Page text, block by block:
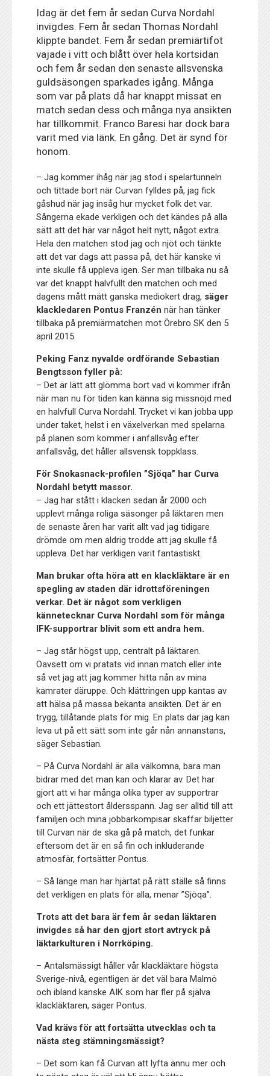
Idag är det fem år sedan Curva Nordahl
invigdes. Fem år sedan Thomas Nordahl
klippte bandet. Fem år sedan premiärtifot
vajade i vitt och blått över hela kortsidan
och fem år sedan den senaste allsvenska
guldsäsongen sparkades igång. Många
som var på plats då har knappt missat en
match sedan dess och många nya ansikten
har tillkommit. Franco Baresi har dock bara
varit med via länk. En gång. Det är synd för
honom.
– Jag kommer ihåg när jag stod i spelartunneln
och tittade bort när Curvan fylldes på, jag fick
gåshud när jag insåg hur mycket folk det var.
Sångerna ekade verkligen och det kändes på alla
sätt att det här var något helt nytt, något extra.
Hela den matchen stod jag och njöt och tänkte
att det var dags att passa på, det här kanske vi
inte skulle få uppleva igen. Ser man tillbaka nu så
var det knappt halvfullt den matchen och med
dagens mått mätt ganska mediokert drag, säger
klackledaren Pontus Franzén när han tänker
tillbaka på premiärmatchen mot Örebro SK den 5
april 2015.
Peking Fanz nyvalde ordförande Sebastian
Bengtsson fyller på:
– Det är lätt att glömma bort vad vi kommer ifrån
när man nu för tiden kan känna sig missnöjd med
en halvfull Curva Nordahl. Trycket vi kan jobba upp
under taket, helst i en växelverkan med spelarna
på planen som kommer i anfallsvåg efter
anfallsvåg, det håller allsvensk toppklass.
För Snokasnack-profilen ”Sjöqa” har Curva
Nordahl betytt massor.
– Jag har stått i klacken sedan år 2000 och
upplevt många roliga säsonger på läktaren men
de senaste åren har varit allt vad jag tidigare
drömde om men aldrig trodde att jag skulle få
uppleva. Det har verkligen varit fantastiskt.
Man brukar ofta höra att en klackläktare är en
spegling av staden där idrottsföreningen
verkar. Det är något som verkligen
kännetecknar Curva Nordahl som för många
IFK-supportrar blivit som ett andra hem.
– Jag står högst upp, centralt på läktaren.
Oavsett om vi pratats vid innan match eller inte
så vet jag att jag kommer hitta nån av mina
kamrater däruppe. Och klättringen upp kantas av
att hälsa på massa bekanta ansikten. Det är en
trygg, tillåtande plats för mig. En plats där jag kan
leva ut på ett sätt som inte går nån annanstans,
säger Sebastian.
– På Curva Nordahl är alla välkomna, bara man
bidrar med det man kan och klarar av. Det har
gjort att vi har många olika typer av supportrar
och ett jättestort åldersspann. Jag ser alltid till att
familjen och mina jobbarkompisar skaffar biljetter
till Curvan när de ska gå på match, det funkar
eftersom det är en så fin och inkluderande
atmosfär, fortsätter Pontus.
– Så länge man har hjärtat på rätt ställe så finns
det verkligen en plats för alla, menar ”Sjöqa”.
Trots att det bara är fem år sedan läktaren
invigdes så har den gjort stort avtryck på
läktarkulturen i Norrköping.
– Antalsmässigt håller vår klackläktare högsta
Sverige-nivå, egentligen är det väl bara Malmö
och ibland kanske AIK som har fler på själva
klackläktaren, säger Pontus.
Vad krävs för att fortsätta utvecklas och ta
nästa steg stämningsmässigt?
– Det som kan få Curvan att lyfta ännu mer och